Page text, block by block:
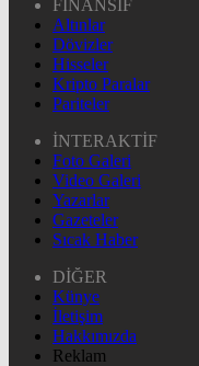
FİNANSİF
Altınlar
Dövizler
Hisseler
Kripto Paralar
Pariteler
İNTERAKTİF
Foto Galeri
Video Galeri
Yazarlar
Gazeteler
Sıcak Haber
DİĞER
Künye
İletişim
Hakkımızda
Reklam